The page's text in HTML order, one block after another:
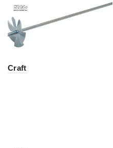
Craft